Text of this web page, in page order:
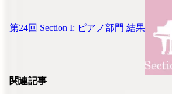
第24回 Section I: ピアノ部門 結果
関連記事